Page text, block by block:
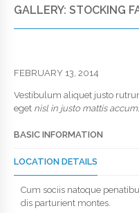
GALLERY: STOCKING
FEBRUARY 13, 2014
Vestibulum aliquet justo
eget nisl in justo mattis
BASIC INFORMATION
LOCATION DETAILS
Cum sociis natoque
dis parturient montes.